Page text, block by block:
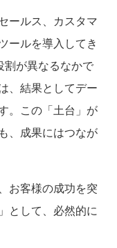
ールス、カスタマ
ールを導入してき
割が異なるなかで
、結果としてデー
。この「土台」が
、成果にはつなが
お客様の成功を突
として、必然的に